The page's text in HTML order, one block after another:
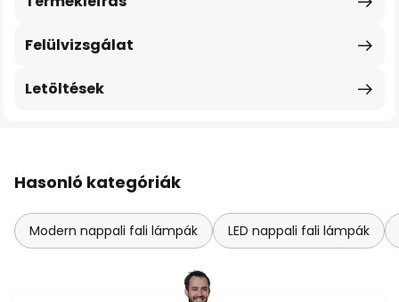
Felülvizsgálat
Letöltések
Hasonló kategóriák
Modern nappali fali lámpák LED nappali fali lámpák